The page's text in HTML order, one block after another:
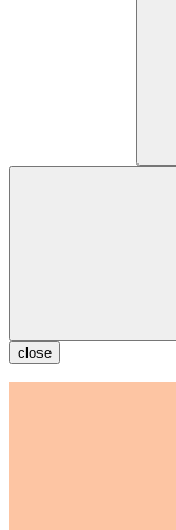
close